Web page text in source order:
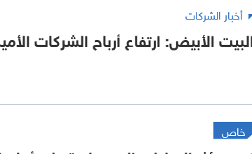
أخبار الشركات
الأبيض: ارتفاع أرباح الشركات
خاص